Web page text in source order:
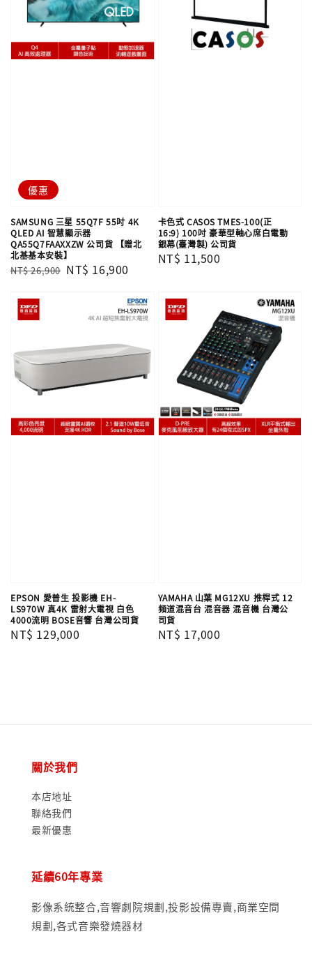
優惠
SAMSUNG 三星 55Q7F 55吋 4K
QLED AI 智慧顯示器
QA55Q7FAAXXZW 公司貨 【贈北
北基基本安裝】
Regular
NT$ 26,900 Sale
NT$ 16,900
卡色式 CASOS TMES-100(正
16:9) 100吋 豪華型軸心席白電動
銀幕(臺灣製) 公司貨
Regular
NT$ 11,500
EPSON 愛普生 投影機 EH-
LS970W 真4K 雷射大電視 白色
4000流明 BOSE音響 台灣公司貨
Regular
NT$ 129,000
YAMAHA 山葉 MG12XU 推桿式 12
頻道混音台 混音器 混音機 台灣公
司貨
Regular
NT$ 17,000
關於我們
本店地址
聯絡我們
最新優惠
延續60年專業
影像系統整合,音響劇院規劃,投影設備專賣,商業空間
規劃,各式音樂發燒器材